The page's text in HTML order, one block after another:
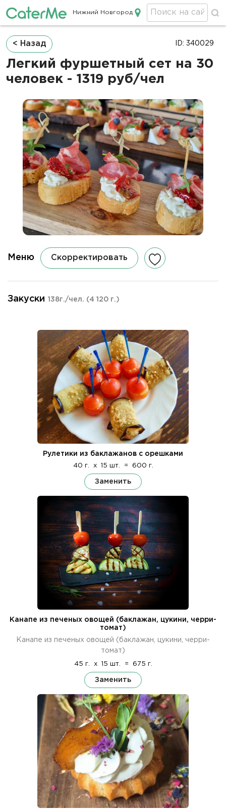
Кейтеринг в Нижнем Новгороде
Нижний Новгород
Строка
навигации
< Назад
Легкий фуршетный сет на 30
человек - 1319 руб/чел
ID: 340029
Меню Скорректировать
Закуски 138г./чел. (4 120 г.)
Рулетики из баклажанов с орешками
40 г. x 15 шт. = 600 г.
Заменить
Канапе из печеных овощей (баклажан, цукини, черри-
томат)
Канапе из печеных овощей (баклажан, цукини, черри-
томат)
45 г. x 15 шт. = 675 г.
Заменить